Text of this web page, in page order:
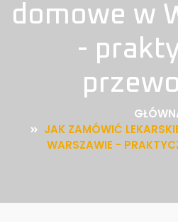
domowe w
-
JAK ZAMÓWIĆ
WARSZAWIE -